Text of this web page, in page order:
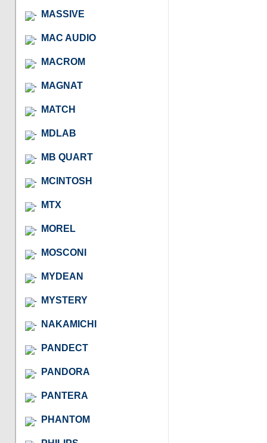
MASSIVE
MAC AUDIO
MACROM
MAGNAT
MATCH
MDLAB
MB QUART
MCINTOSH
MTX
MOREL
MOSCONI
MYDEAN
MYSTERY
NAKAMICHI
PANDECT
PANDORA
PANTERA
PHANTOM